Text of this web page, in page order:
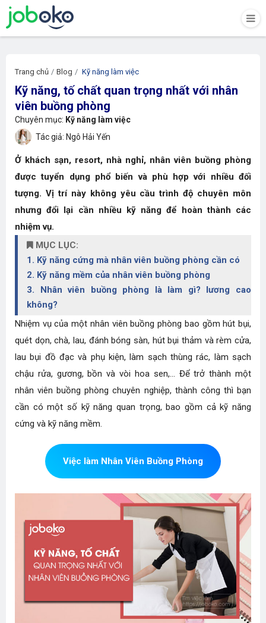
Trang chủ Blog Kỹ năng làm việc
Kỹ năng, tố chất quan trọng nhất với nhân
viên buồng phòng
Chuyên mục: Kỹ năng làm việc
Tác giả: Ngô Hải Yến
Ở khách sạn, resort, nhà nghỉ, nhân viên buồng phòng
được tuyển dụng phổ biến và phù hợp với nhiều đối
tượng. Vị trí này không yêu cầu trình độ chuyên môn
nhưng đổi lại cần nhiều kỹ năng để hoàn thành các
nhiệm vụ.
MỤC LỤC:
1. Kỹ năng cứng mà nhân viên buồng phòng cần có
2. Kỹ năng mềm của nhân viên buồng phòng
3. Nhân viên buồng phòng là làm gì? lương cao
không?
Nhiệm vụ của một nhân viên buồng phòng bao gồm hút bụi,
quét dọn, chà, lau, đánh bóng sàn, hút bụi thảm và rèm cửa,
lau bụi đồ đạc và phụ kiện, làm sạch thùng rác, làm sạch
chậu rửa, gương, bồn và vòi hoa sen,... Để trở thành một
nhân viên buồng phòng chuyên nghiệp, thành công thì bạn
cần có một số kỹ năng quan trọng, bao gồm cả kỹ năng
cứng và kỹ năng mềm.
Việc làm Nhân Viên Buồng Phòng